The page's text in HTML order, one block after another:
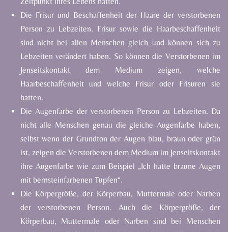
Die Frisur und Beschaffenheit der Haare der verstorbenen
Person zu Lebzeiten. Frisur sowie die Haarbeschaffenheit
sind nicht bei allen Menschen gleich und können sich zu
Lebzeiten verändert haben. So können die Verstorbenen im
Jenseitskontakt
dem Medium zeigen,
welche
Haarbeschaffenheit und welche Frisur oder Frisuren
sie
hatten.
Die Augenfarbe der verstorbenen Person zu Lebzeiten. Da
nicht alle Menschen genau die gleiche Augenfarbe haben,
selbst wenn der Grundton der Augen blau, braun oder grün
ist, zeigen die Verstorbenen dem Medium im Jenseitskontakt
ihre Augenfarbe wie zum Beispiel „Ich hatte braune Augen
mit bernsteinfarbenen Tupfen“.
Die Körpergröße, der Körperbau, Muttermale oder Narben
der
verstorbenen Person. Auch die Körpergröße,
der
Körperbau, Muttermale oder Narben sind bei
Menschen